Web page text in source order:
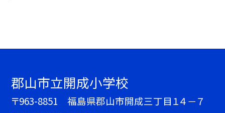
郡山市立開成小学校
〒963-8851 福島県郡山市開成三丁目１４－７